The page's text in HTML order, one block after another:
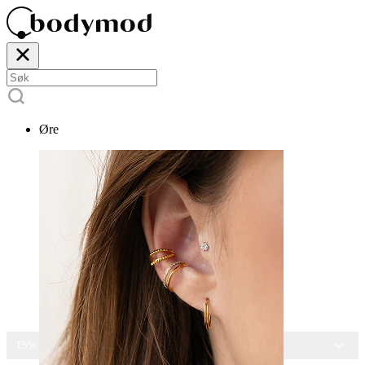
Øre
15% RABATT PÅ ALLE SMYKKER